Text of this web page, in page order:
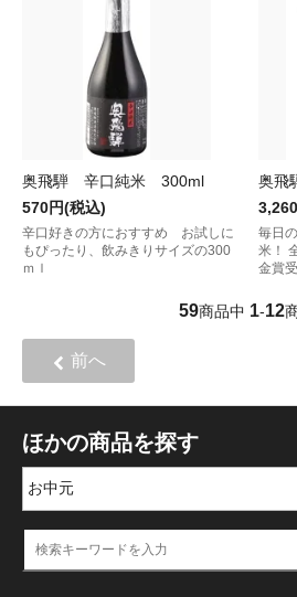
奥飛騨 辛口純米 300ml
570円(税込)
辛口好きの方におすすめ お試しに
もぴったり、飲みきりサイズの300
ｍｌ
奥飛
毎日
米！
金賞
59商品中 1-12
前へ
ほかの商品を探す